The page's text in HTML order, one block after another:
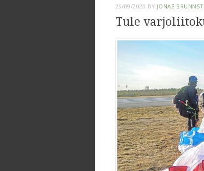
29/09/2020 BY JONAS
Tule